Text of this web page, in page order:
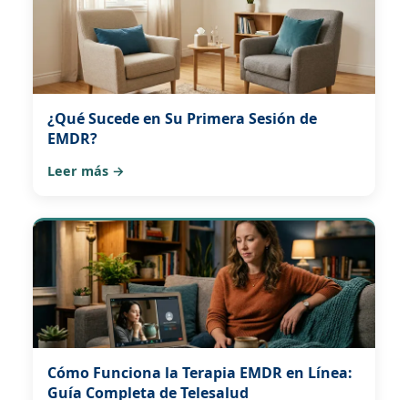
¿Qué Sucede en Su Primera Sesión de
EMDR?
Leer más →
Cómo Funciona la Terapia EMDR en Línea:
Guía Completa de Telesalud